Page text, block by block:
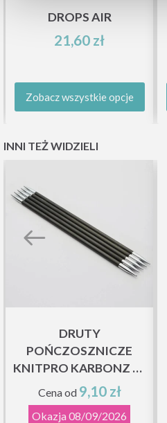
DROPS AIR
21,60 zł
Zobacz wszystkie opcje
INNI TEŻ WIDZIELI
DRUTY
POŃCZOSZNICZE
KNITPRO KARBONZ 15
CM
Cena od 9,10 zł
Okazja 08/09/2026